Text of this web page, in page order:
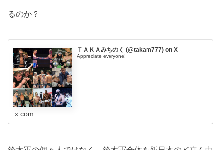
るのか？
ＴＡＫＡみちのく (@takam777) on X
Appreciate everyone!
x.com